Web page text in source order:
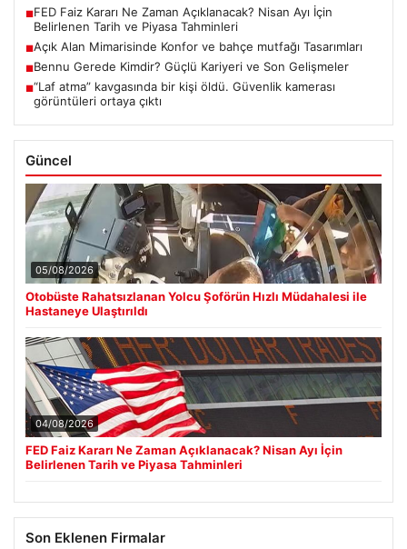
■FED Faiz Kararı Ne Zaman Açıklanacak? Nisan Ayı İçin
Belirlenen Tarih ve Piyasa Tahminleri
■Açık Alan Mimarisinde Konfor ve bahçe mutfağı Tasarımları
■Bennu Gerede Kimdir? Güçlü Kariyeri ve Son Gelişmeler
■“Laf atma” kavgasında bir kişi öldü. Güvenlik kamerası
görüntüleri ortaya çıktı
Güncel
05/08/2026
Otobüste Rahatsızlanan Yolcu Şoförün Hızlı Müdahalesi ile
Hastaneye Ulaştırıldı
04/08/2026
FED Faiz Kararı Ne Zaman Açıklanacak? Nisan Ayı İçin
Belirlenen Tarih ve Piyasa Tahminleri
Son Eklenen Firmalar